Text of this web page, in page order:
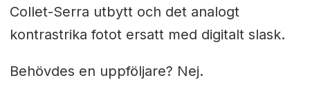
Collet-Serra utbytt och det analogt
kontrastrika fotot ersatt med digitalt slask.
Behövdes en uppföljare? Nej.